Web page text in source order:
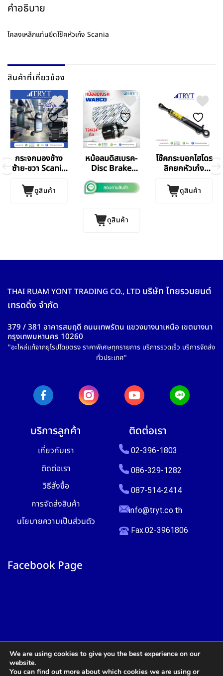
คำอธิบาย
โคลงเหล็กแท่นยึดโช๊คหัวเก๋ง Scania
สินค้าที่เกี่ยวข้อง
กระจกมองข้าง
ซ้าย-ขวา Scania
ดูสินค้า
หม้อลมดิสเบรค-
Disc Brake
ดูสินค้า
โช๊คกระบอกไฮโดร
ลิคยกหัวเก๋ง
ดูสินค้า
THAI RUAM YONT TRADING CO., LTD บริษัท ไทยรวมยนต์
เทรดดิ้ง จำกัด
379 / 381 อาคารสมฤดี ถนนเทพรัตน แขวงบางนาเหนือ เขตบางนา
กรุงเทพมหานคร 10260
"อะไหล่แท้จากยุโรปโดยตรง ราคาพิเศษทุกรายการ บริการรวดเร็ว บริการจัดส่ง
ทั่วประเทศ"
บริการลูกค้า
เกี่ยวกับเรา
ติดต่อเรา
วิธีสั่งซื้อ
การจัดส่งสินค้า
นโยบายความเป็นส่วนตัว
ติดต่อเรา
02-396-1803
086-329-1282
087-514-2414
info@tryt.co.th
Fax.02-3961806
Facebook Page
We are using cookies to give you the best experience on our
website.
You can find out more about which cookies we are using or